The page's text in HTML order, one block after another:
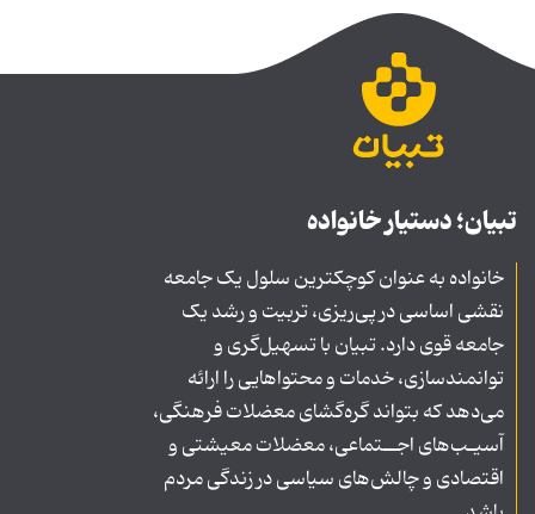
تبیان؛ دستیار خانواده
خانواده به عنوان کوچکترین سلول یک جامعه
نقشی اساسی در پی‌ریزی، تربیت و رشد یک
جامعه قوی دارد. تبیان با تسهیل‌گری و
توانمندسازی، خدمات و محتواهایی را ارائه
می‌دهد که بتواند گره‌گشای معضلات فرهنگی،
آسیـب‌های اجــتماعی، معضلات معیشتی و
اقتصادی و چالش‌های سیاسی در زندگی مردم